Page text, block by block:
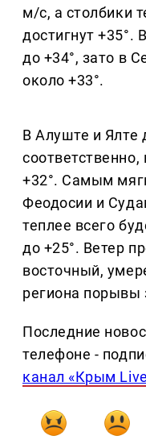
м/с, а столбики
достигнут +35°.
до +34°, зато в
около +33°.
В Алуште и Ялте
+32°. Самым
Феодосии и
теплее всего
до +25°. Ветер
восточный,
региона порывы
Последние
телефоне -
канал «Крым